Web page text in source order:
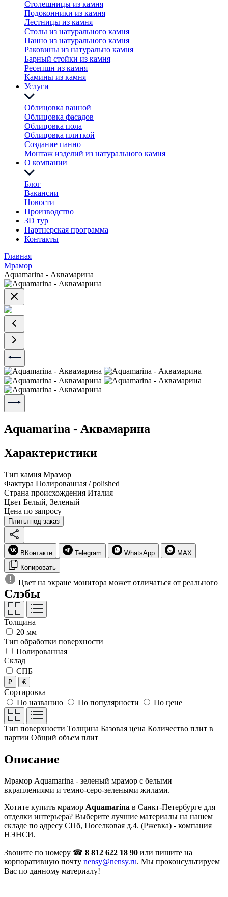
Столешницы из камня
Подоконники из камня
Лестницы из камня
Столы из натурального камня
Панно из натурального камня
Раковины из натурально камня
Барный стойки из камня
Ресепшн из камня
Камины из камня
Услуги
Облицовка ванной
Облицовка фасадов
Облицовка пола
Облицовка плиткой
Создание панно
Монтаж изделий из натурального камня
О компании
Блог
Вакансии
Новости
Производство
3D тур
Партнерская программа
Контакты
Главная
Мрамор
Aquamarina - Аквамарина
Aquamarina - Аквамарина
Характеристики
Тип камня Мрамор
Фактура Полированная / polished
Страна происхождения Италия
Цвет Белый, Зеленый
Цена по запросу
Плиты под заказ
ВКонтакте Telegram WhatsApp
MAX
Копировать
Цвет на экране монитора может отличаться от реального
Слэбы
Толщина
20 мм
Тип обработки поверхности
Полированная
Склад
СПБ
₽ €
Сортировка
По названию
По популярности По цене
Тип поверхности Толщина Базовая цена Количество плит в
партии Общий объем плит
Описание
Мрамор Aquamarina - зеленый мрамор с белыми
вкраплениями и темно-серо-зелеными жилами.
Хотите купить мрамор Aquamarina в Санкт-Петербурге для
отделки интерьера? Выберите лучшие материалы на нашем
складе по адресу СПб, Поселковая д.4. (Ржевка) - компания
НЭНСИ.
Звоните по номеру ☎ 8 812 622 18 90 или пишите на
корпоративную почту nensy@nensy.ru. Мы проконсультируем
Вас по данному материалу!